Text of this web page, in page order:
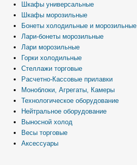
Шкафы универсальные
Шкафы морозильные
Бонеты холодильные и морозильные
Лари-бонеты морозильные
Лари морозильные
Горки холодильные
Стеллажи торговые
Расчетно-Кассовые прилавки
Моноблоки, Агрегаты, Камеры
Технологическое оборудование
Нейтральное оборудование
Выносной холод
Весы торговые
Аксессуары